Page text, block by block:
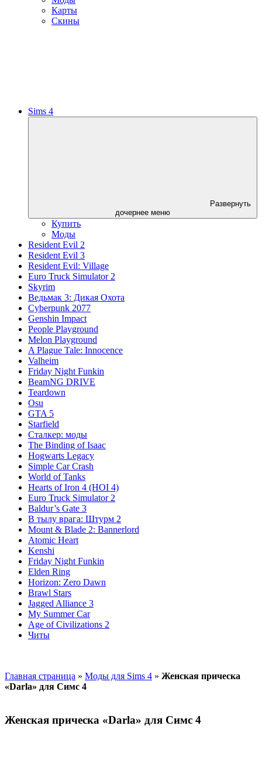
Карты
Скины
Sims 4
Развернуть
дочернее меню
Купить
Моды
Resident Evil 2
Resident Evil 3
Resident Evil: Village
Euro Truck Simulator 2
Skyrim
Ведьмак 3: Дикая Охота
Cyberpunk 2077
Genshin Impact
People Playground
Melon Playground
A Plague Tale: Innocence
Valheim
Friday Night Funkin
BeamNG DRIVE
Teardown
Osu
GTA 5
Starfield
Сталкер: моды
The Binding of Isaac
Hogwarts Legacy
Simple Car Crash
World of Tanks
Hearts of Iron 4 (HOI 4)
Euro Truck Simulator 2
Baldur’s Gate 3
В тылу врага: Штурм 2
Mount & Blade 2: Bannerlord
Atomic Heart
Kenshi
Friday Night Funkin
Elden Ring
Horizon: Zero Dawn
Brawl Stars
Jagged Alliance 3
My Summer Car
Age of Civilizations 2
Читы
Главная страница » Моды для Sims 4 » Женская прическа
«Darla» для Симс 4
Женская прическа «Darla» для Симс 4